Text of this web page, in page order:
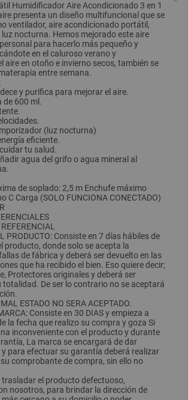
Humidificador Aire Acondicionado 3 en 1
presenta un diseño multifuncional que se
ventilador, aire acondicionado portátil,
nocturna. Hemos mejorado este aire
para hacerlo más pequeño y
en el caluroso verano y
aire en otoño e invierno secos, también se
entre semana.
y purifica para mejorar el aire.
de 600 ml.
(luz nocturna)
eficiente.
tu salud.
agua del grifo o agua mineral al
de soplado: 2,5 m Enchufe máximo
C Carga (SOLO FUNCIONA CONECTADO)
PRODUCTO: Consiste en 7 días hábiles de
producto, donde solo se acepta la
de fábrica y deberá ser devuelto en las
que ha recibido el bien. Eso quiere decir;
Protectores originales y deberá ser
totalidad. De ser lo contrario no se aceptará
ESTADO NO SERA ACEPTADO.
Consiste en 30 DIAS y empieza a
la fecha que realizo su compra y goza Si
inconveniente con el producto y durante
La marca se encargará de dar
para efectuar su garantía deberá realizar
comprobante de compra, sin ello no
el producto defectuoso,
nosotros, para brindar la dirección de